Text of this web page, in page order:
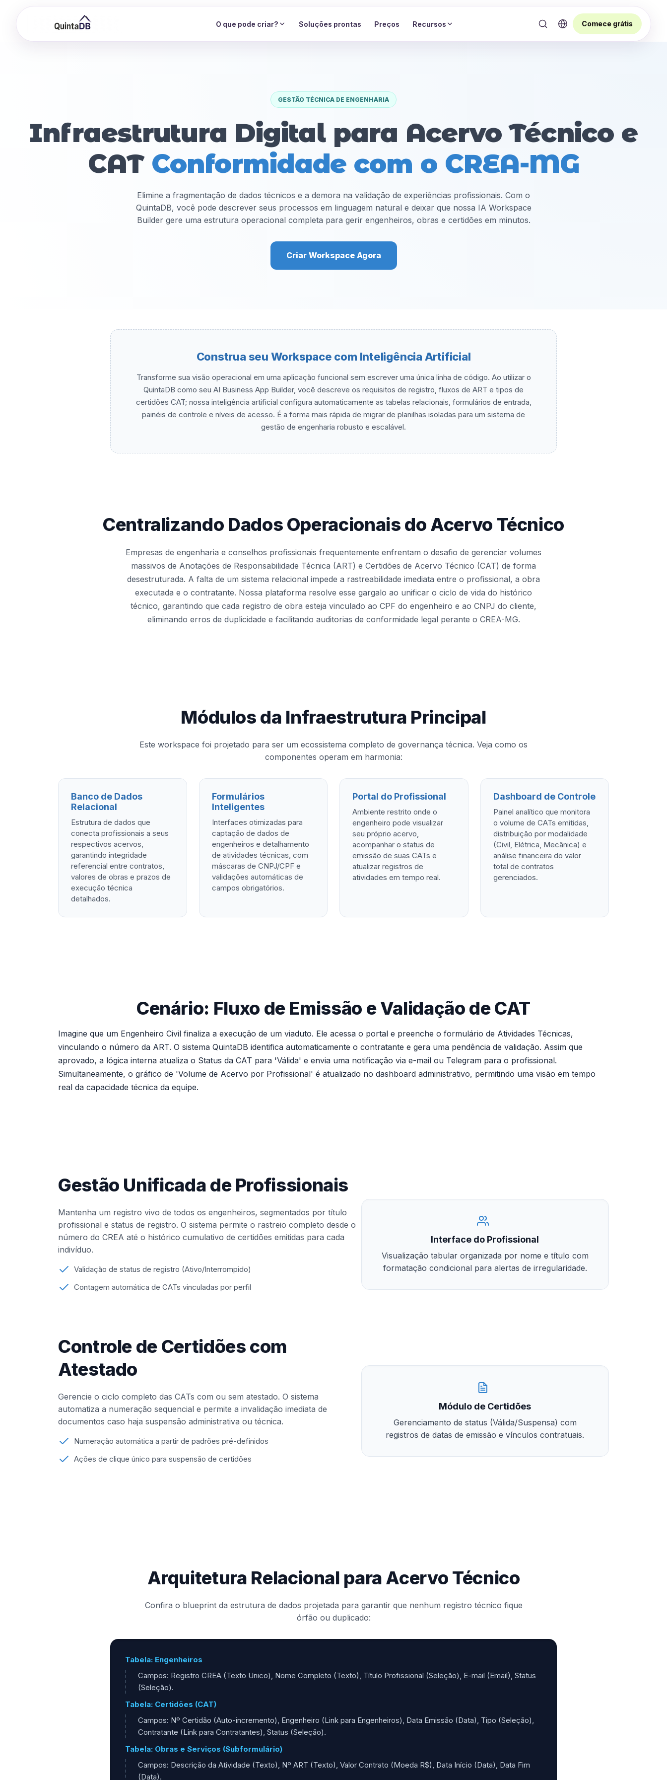
O que pode criar? Soluções prontas Preços Recursos Comece grátis
GESTÃO TÉCNICA DE ENGENHARIA
Infraestrutura Digital para Acervo Técnico e
CAT Conformidade com o CREA-MG
Elimine a fragmentação de dados técnicos e a demora na validação de experiências profissionais. Com o
QuintaDB, você pode descrever seus processos em linguagem natural e deixar que nossa IA Workspace
Builder gere uma estrutura operacional completa para gerir engenheiros, obras e certidões em minutos.
Criar Workspace Agora
Construa seu Workspace com Inteligência Artificial
Transforme sua visão operacional em uma aplicação funcional sem escrever uma única linha de código. Ao utilizar o
QuintaDB como seu AI Business App Builder, você descreve os requisitos de registro, fluxos de ART e tipos de
certidões CAT; nossa inteligência artificial configura automaticamente as tabelas relacionais, formulários de entrada,
painéis de controle e níveis de acesso. É a forma mais rápida de migrar de planilhas isoladas para um sistema de
gestão de engenharia robusto e escalável.
Centralizando Dados Operacionais do Acervo Técnico
Empresas de engenharia e conselhos profissionais frequentemente enfrentam o desafio de gerenciar volumes
massivos de Anotações de Responsabilidade Técnica (ART) e Certidões de Acervo Técnico (CAT) de forma
desestruturada. A falta de um sistema relacional impede a rastreabilidade imediata entre o profissional, a obra
executada e o contratante. Nossa plataforma resolve esse gargalo ao unificar o ciclo de vida do histórico
técnico, garantindo que cada registro de obra esteja vinculado ao CPF do engenheiro e ao CNPJ do cliente,
eliminando erros de duplicidade e facilitando auditorias de conformidade legal perante o CREA-MG.
Módulos da Infraestrutura Principal
Este workspace foi projetado para ser um ecossistema completo de governança técnica. Veja como os
componentes operam em harmonia:
Banco de Dados
Relacional
Estrutura de dados que
conecta profissionais a seus
respectivos acervos,
garantindo integridade
referencial entre contratos,
valores de obras e prazos de
execução técnica
detalhados.
Formulários
Inteligentes
Interfaces otimizadas para
captação de dados de
engenheiros e detalhamento
de atividades técnicas, com
máscaras de CNPJ/CPF e
validações automáticas de
campos obrigatórios.
Portal do Profissional
Ambiente restrito onde o
engenheiro pode visualizar
seu próprio acervo,
acompanhar o status de
emissão de suas CATs e
atualizar registros de
atividades em tempo real.
Dashboard de Controle
Painel analítico que monitora
o volume de CATs emitidas,
distribuição por modalidade
(Civil, Elétrica, Mecânica) e
análise financeira do valor
total de contratos
gerenciados.
Cenário: Fluxo de Emissão e Validação de CAT
Imagine que um Engenheiro Civil finaliza a execução de um viaduto. Ele acessa o portal e preenche o formulário de Atividades Técnicas,
vinculando o número da ART. O sistema QuintaDB identifica automaticamente o contratante e gera uma pendência de validação. Assim que
aprovado, a lógica interna atualiza o Status da CAT para 'Válida' e envia uma notificação via e-mail ou Telegram para o profissional.
Simultaneamente, o gráfico de 'Volume de Acervo por Profissional' é atualizado no dashboard administrativo, permitindo uma visão em tempo
real da capacidade técnica da equipe.
Gestão Unificada de Profissionais
Mantenha um registro vivo de todos os engenheiros, segmentados por título
profissional e status de registro. O sistema permite o rastreio completo desde o
número do CREA até o histórico cumulativo de certidões emitidas para cada
indivíduo.
Validação de status de registro (Ativo/Interrompido)
Contagem automática de CATs vinculadas por perfil
Interface do Profissional
Visualização tabular organizada por nome e título com
formatação condicional para alertas de irregularidade.
Controle de Certidões com
Atestado
Gerencie o ciclo completo das CATs com ou sem atestado. O sistema
automatiza a numeração sequencial e permite a invalidação imediata de
documentos caso haja suspensão administrativa ou técnica.
Numeração automática a partir de padrões pré-definidos
Ações de clique único para suspensão de certidões
Módulo de Certidões
Gerenciamento de status (Válida/Suspensa) com
registros de datas de emissão e vínculos contratuais.
Arquitetura Relacional para Acervo Técnico
Confira o blueprint da estrutura de dados projetada para garantir que nenhum registro técnico fique
órfão ou duplicado:
Tabela: Engenheiros
Campos: Registro CREA (Texto Unico), Nome Completo (Texto), Título Profissional (Seleção), E-mail (Email), Status
(Seleção).
Tabela: Certidões (CAT)
Campos: Nº Certidão (Auto-incremento), Engenheiro (Link para Engenheiros), Data Emissão (Data), Tipo (Seleção),
Contratante (Link para Contratantes), Status (Seleção).
Tabela: Obras e Serviços (Subformulário)
Campos: Descrição da Atividade (Texto), Nº ART (Texto), Valor Contrato (Moeda R$), Data Início (Data), Data Fim
(Data).